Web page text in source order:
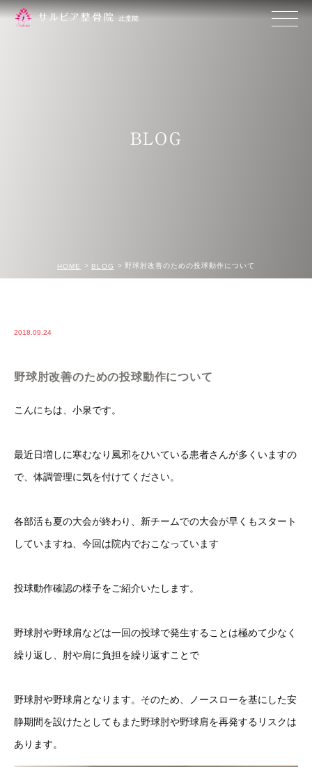
BLOG
HOME BLOG 野球肘改善のための投球動作について
2018.09.24
野球肘改善のための投球動作について
こんにちは、小泉です。
最近日増しに寒むなり風邪をひいている患者さんが多くいますの
で、体調管理に気を付けてください。
各部活も夏の大会が終わり、新チームでの大会が早くもスタート
していますね、今回は院内でおこなっています
投球動作確認の様子をご紹介いたします。
野球肘や野球肩などは一回の投球で発生することは極めて少なく
繰り返し、肘や肩に負担を繰り返すことで
野球肘や野球肩となります。そのため、ノースローを基にした安
静期間を設けたとしてもまた野球肘や野球肩を再発するリスクは
あります。